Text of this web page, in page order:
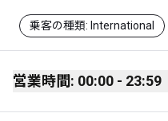
乗客の種類: International
営業時間: 00:00 - 23:59
Monday